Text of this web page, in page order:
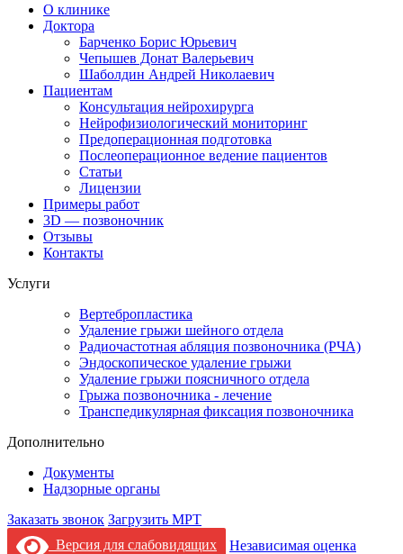
О клинике
Доктора
Барченко Борис Юрьевич
Чепышев Донат Валерьевич
Шаболдин Андрей Николаевич
Пациентам
Консультация нейрохирурга
Нейрофизиологический мониторинг
Предоперационная подготовка
Послеоперационное ведение пациентов
Статьи
Лицензии
Примеры работ
3D — позвоночник
Отзывы
Контакты
Услуги
Вертебропластика
Удаление грыжи шейного отдела
Радиочастотная абляция позвоночника (РЧА)
Эндоскопическое удаление грыжи
Удаление грыжи поясничного отдела
Грыжа позвоночника - лечение
Транспедикулярная фиксация позвоночника
Дополнительно
Документы
Надзорные органы
Заказать звонок Загрузить МРТ
Версия для слабовидящих
Независимая оценка